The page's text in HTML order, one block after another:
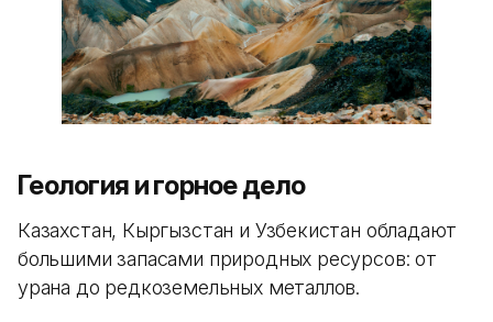
Геология и горное дело
Казахстан, Кыргызстан и Узбекистан обладают
большими запасами природных ресурсов: от
урана до редкоземельных металлов.